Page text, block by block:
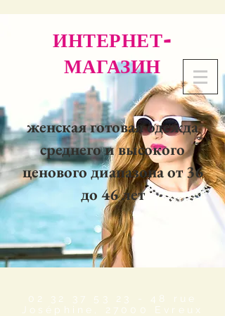
ИНТЕРНЕТ-
МАГАЗИН
женская готовая одежда
среднего и высокого
ценового диапазона от 36
до 46 лет
02 32 37 53 23 - 48
rue
Joséphine, 27000 Evreux